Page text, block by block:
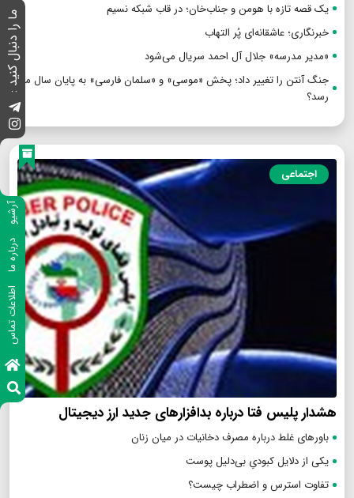
ما را دنبال کنید :
آرشیو
درباره ما
اطلاعات تماس
یک قصه تازه با هومن و جناب‌خان؛ در قاب شبکه نسیم
خبرنگاری؛ عاشقانه‌ای پُر التهاب
«مدیر مدرسه» جلال آل احمد سریال می‌شود
جنگ آنتن را تغییر داد؛ پخش «موسی» و «سلمان فارسی» به پایان سال می
رسد؟
اجتماعی
هشدار پلیس فتا درباره بدافزار‌های جدید ارز دیجیتال
باورهای غلط درباره مصرف دخانیات در میان زنان
یکی از دلایل کبودیِ بی‌دلیل پوست
تفاوت استرس و اضطراب چیست؟